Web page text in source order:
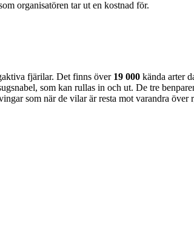
organisatören tar ut en kostnad för.
fjärilar. Det finns över 19 000 kända arter
som kan rullas in och ut. De tre
som när de vilar är resta mot varandra över